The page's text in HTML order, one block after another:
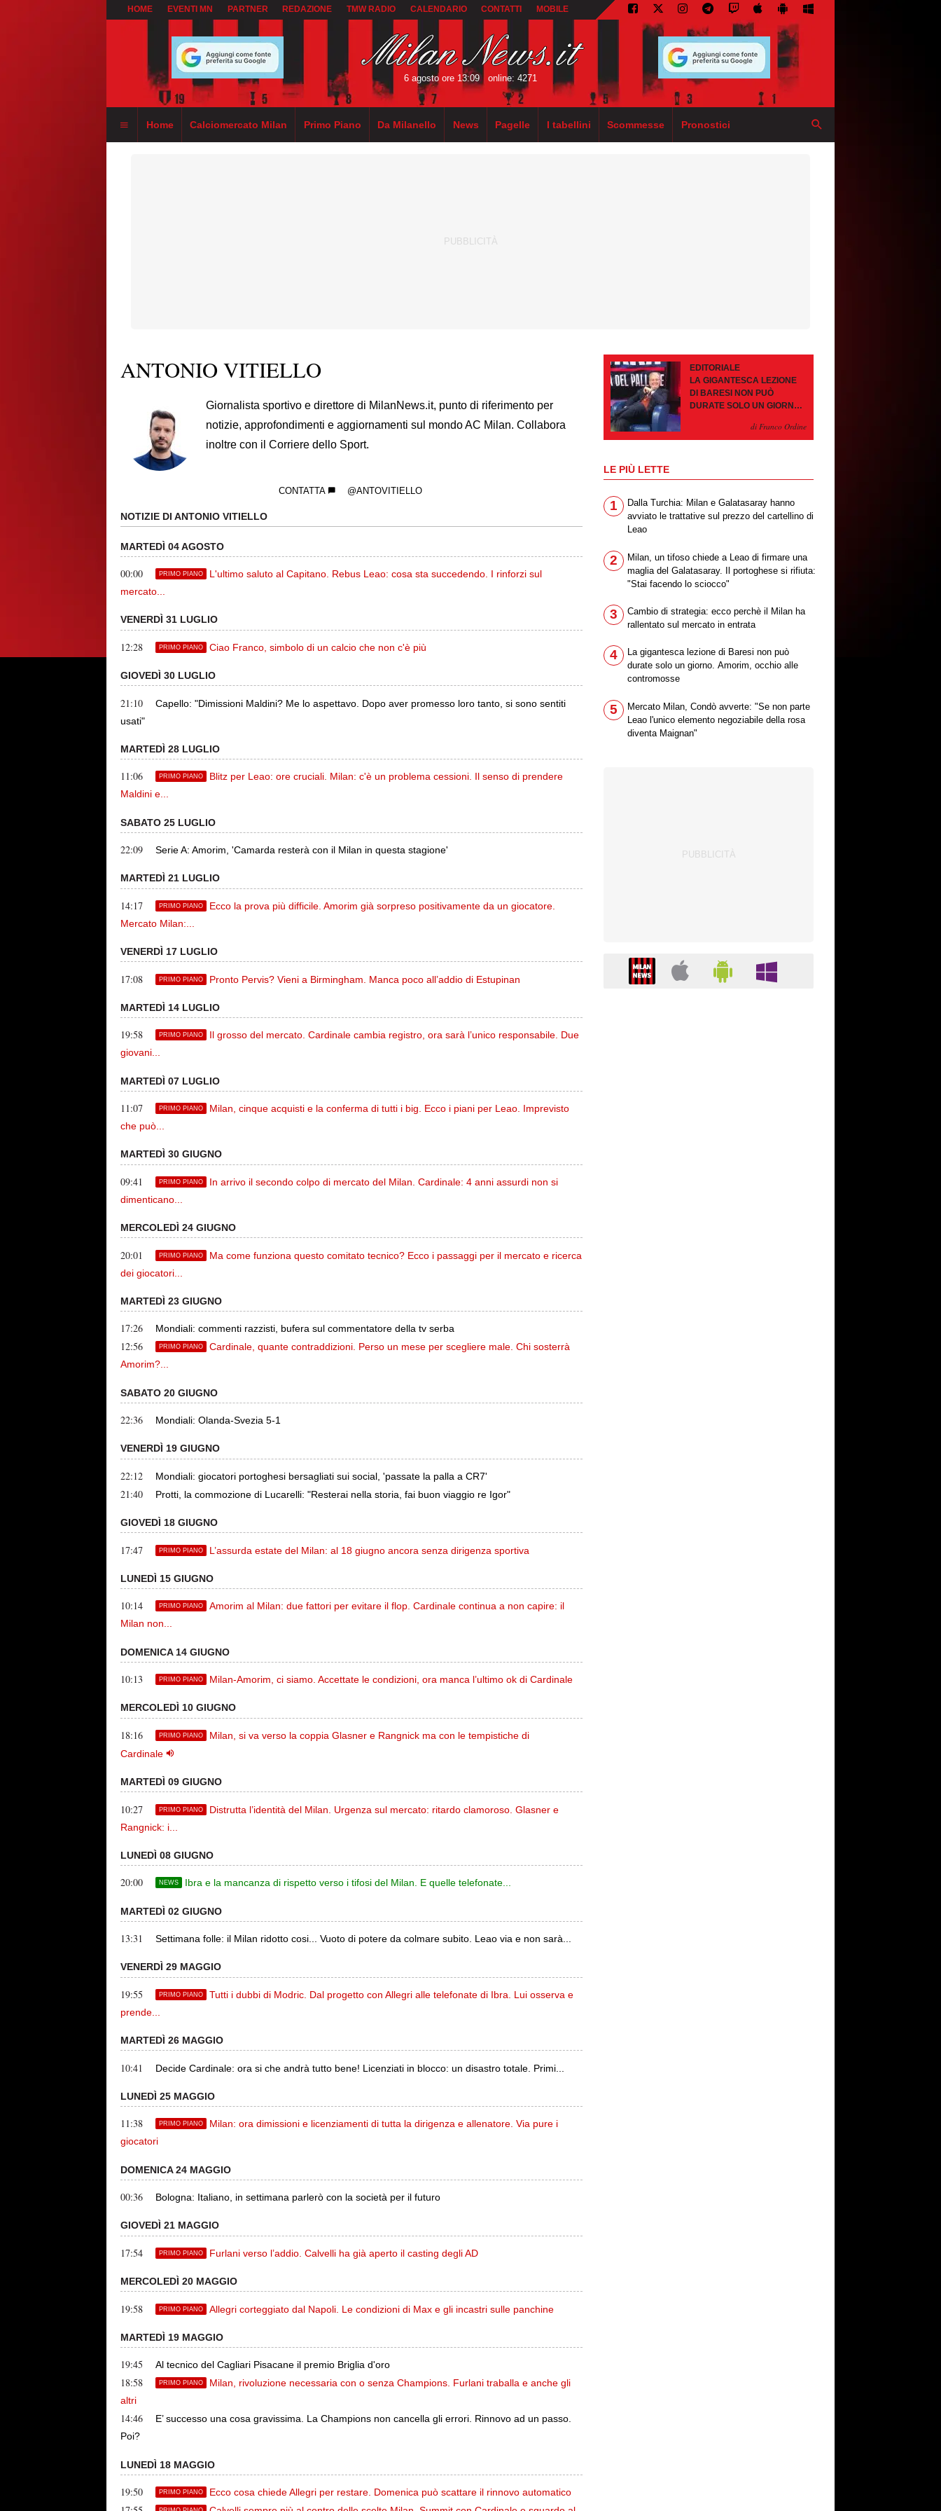
HOME EVENTI MN PARTNER REDAZIONE TMW RADIO CALENDARIO CONTATTI MOBILE
6 agosto ore 13:09 online: 4271
Home Calciomercato Milan Primo Piano Da Milanello News Pagelle I tabellini Scommesse Pronostici
ANTONIO VITIELLO
Giornalista sportivo e direttore di MilanNews.it, punto di riferimento per
notizie, approfondimenti e aggiornamenti sul mondo AC Milan. Collabora
inoltre con il Corriere dello Sport.
CONTATTA @ANTOVITIELLO
NOTIZIE DI ANTONIO VITIELLO
MARTEDÌ 04 AGOSTO
00:00 PRIMO PIANO
L'ultimo saluto al Capitano. Rebus Leao: cosa sta succedendo. I rinforzi sul
mercato...
VENERDÌ 31 LUGLIO
12:28 PRIMO PIANO Ciao Franco, simbolo di un calcio che non c'è più
GIOVEDÌ 30 LUGLIO
21:10
Capello: "Dimissioni Maldini? Me lo aspettavo. Dopo aver promesso loro tanto, si sono sentiti
usati"
MARTEDÌ 28 LUGLIO
11:06 PRIMO PIANO
Blitz per Leao: ore cruciali. Milan: c'è un problema cessioni. Il senso di prendere
Maldini e...
SABATO 25 LUGLIO
22:09 Serie A: Amorim, 'Camarda resterà con il Milan in questa stagione'
MARTEDÌ 21 LUGLIO
14:17 PRIMO PIANO
Ecco la prova più difficile. Amorim già sorpreso positivamente da un giocatore.
Mercato Milan:...
VENERDÌ 17 LUGLIO
17:08 PRIMO PIANO Pronto Pervis? Vieni a Birmingham. Manca poco all’addio di Estupinan
MARTEDÌ 14 LUGLIO
19:58 PRIMO PIANO
Il grosso del mercato. Cardinale cambia registro, ora sarà l’unico responsabile. Due
giovani...
MARTEDÌ 07 LUGLIO
11:07 PRIMO PIANO
Milan, cinque acquisti e la conferma di tutti i big. Ecco i piani per Leao. Imprevisto
che può...
MARTEDÌ 30 GIUGNO
09:41 PRIMO PIANO
In arrivo il secondo colpo di mercato del Milan. Cardinale: 4 anni assurdi non si
dimenticano...
MERCOLEDÌ 24 GIUGNO
20:01 PRIMO PIANO
Ma come funziona questo comitato tecnico? Ecco i passaggi per il mercato e ricerca
dei giocatori...
MARTEDÌ 23 GIUGNO
17:26 Mondiali: commenti razzisti, bufera sul commentatore della tv serba
12:56 PRIMO PIANO
Cardinale, quante contraddizioni. Perso un mese per scegliere male. Chi sosterrà
Amorim?...
SABATO 20 GIUGNO
22:36 Mondiali: Olanda-Svezia 5-1
VENERDÌ 19 GIUGNO
22:12 Mondiali: giocatori portoghesi bersagliati sui social, 'passate la palla a CR7'
21:40 Protti, la commozione di Lucarelli: "Resterai nella storia, fai buon viaggio re Igor"
GIOVEDÌ 18 GIUGNO
17:47 PRIMO PIANO L’assurda estate del Milan: al 18 giugno ancora senza dirigenza sportiva
LUNEDÌ 15 GIUGNO
10:14 PRIMO PIANO
Amorim al Milan: due fattori per evitare il flop. Cardinale continua a non capire: il
Milan non...
DOMENICA 14 GIUGNO
10:13 PRIMO PIANO Milan-Amorim, ci siamo. Accettate le condizioni, ora manca l’ultimo ok di Cardinale
MERCOLEDÌ 10 GIUGNO
18:16 PRIMO PIANO
Milan, si va verso la coppia Glasner e Rangnick ma con le tempistiche di
Cardinale
MARTEDÌ 09 GIUGNO
10:27 PRIMO PIANO
Distrutta l’identità del Milan. Urgenza sul mercato: ritardo clamoroso. Glasner e
Rangnick: i...
LUNEDÌ 08 GIUGNO
20:00 NEWS Ibra e la mancanza di rispetto verso i tifosi del Milan. E quelle telefonate...
MARTEDÌ 02 GIUGNO
13:31 Settimana folle: il Milan ridotto cosi... Vuoto di potere da colmare subito. Leao via e non sarà...
VENERDÌ 29 MAGGIO
19:55 PRIMO PIANO
Tutti i dubbi di Modric. Dal progetto con Allegri alle telefonate di Ibra. Lui osserva e
prende...
MARTEDÌ 26 MAGGIO
10:41 Decide Cardinale: ora si che andrà tutto bene! Licenziati in blocco: un disastro totale. Primi...
LUNEDÌ 25 MAGGIO
11:38 PRIMO PIANO
Milan: ora dimissioni e licenziamenti di tutta la dirigenza e allenatore. Via pure i
giocatori
DOMENICA 24 MAGGIO
00:36 Bologna: Italiano, in settimana parlerò con la società per il futuro
GIOVEDÌ 21 MAGGIO
17:54 PRIMO PIANO Furlani verso l’addio. Calvelli ha già aperto il casting degli AD
MERCOLEDÌ 20 MAGGIO
19:58 PRIMO PIANO Allegri corteggiato dal Napoli. Le condizioni di Max e gli incastri sulle panchine
MARTEDÌ 19 MAGGIO
19:45 Al tecnico del Cagliari Pisacane il premio Briglia d'oro
18:58 PRIMO PIANO
Milan, rivoluzione necessaria con o senza Champions. Furlani traballa e anche gli
altri
14:46
E’ successo una cosa gravissima. La Champions non cancella gli errori. Rinnovo ad un passo.
Poi?
LUNEDÌ 18 MAGGIO
19:50 PRIMO PIANO Ecco cosa chiede Allegri per restare. Domenica può scattare il rinnovo automatico
EDITORIALE
LA GIGANTESCA LEZIONE
DI BARESI NON PUÒ
DURATE SOLO UN GIORNO.
CONTROMOSSEdi Franco Ordine
LE PIÙ LETTE
1
Dalla Turchia: Milan e Galatasaray hanno
avviato le trattative sul prezzo del cartellino di
Leao
2
Milan, un tifoso chiede a Leao di firmare una
maglia del Galatasaray. Il portoghese si rifiuta:
"Stai facendo lo sciocco"
3
Cambio di strategia: ecco perchè il Milan ha
rallentato sul mercato in entrata
4
La gigantesca lezione di Baresi non può
durate solo un giorno. Amorim, occhio alle
contromosse
5
Mercato Milan, Condò avverte: "Se non parte
Leao l'unico elemento negoziabile della rosa
diventa Maignan"